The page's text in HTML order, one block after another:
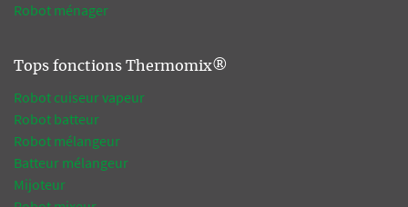
Robot ménager
Tops fonctions Thermomix®
Robot cuiseur vapeur
Robot batteur
Robot mélangeur
Batteur mélangeur
Mijoteur